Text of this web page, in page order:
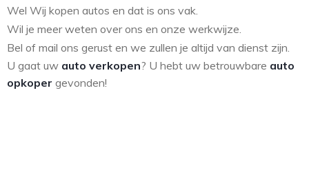
Wel Wij kopen autos en dat is ons vak.
Wil je meer weten over ons en onze werkwijze.
Bel of mail ons gerust en we zullen je altijd van dienst zijn.
U gaat uw auto verkopen? U hebt uw betrouwbare auto
opkoper gevonden!